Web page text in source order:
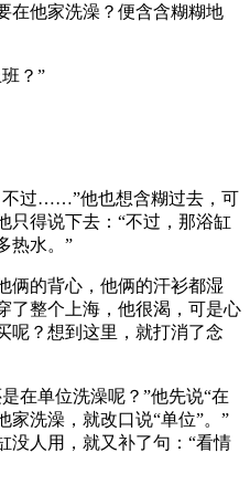
在他家洗澡？便含含糊糊地
？”
不过……”他也想含糊过去，可
只得说下去：“不过，那浴缸
热水。”
俩的背心，他俩的汗衫都湿
了整个上海，他很渴，可是心
呢？想到这里，就打消了念
在单位洗澡呢？”他先说“在
家洗澡，就改口说“单位”。”
没人用，就又补了句：“看情